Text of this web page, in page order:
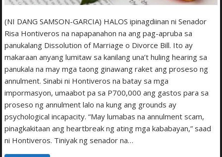
(NI DANG SAMSON-GARCIA) HALOS ipinagdiinan ni Senador
Risa Hontiveros na napapanahon na ang pag-apruba sa
panukalang Dissolution of Marriage o Divorce Bill. Ito ay
makaraan anyang lumitaw sa kanilang una’t huling hearing sa
panukala na may mga taong ginawang raket ang proseso ng
annulment. Sinabi ni Hontiveros na batay sa mga
impormasyon, umaabot pa sa P700,000 ang gastos para sa
proseso ng annulment lalo na kung ang grounds ay
psychological incapacity. “May lumabas na annulment scam,
pinagkakitaan ang heartbreak ng ating mga kababayan,” saad
ni Hontiveros. Tiniyak ng senador na…